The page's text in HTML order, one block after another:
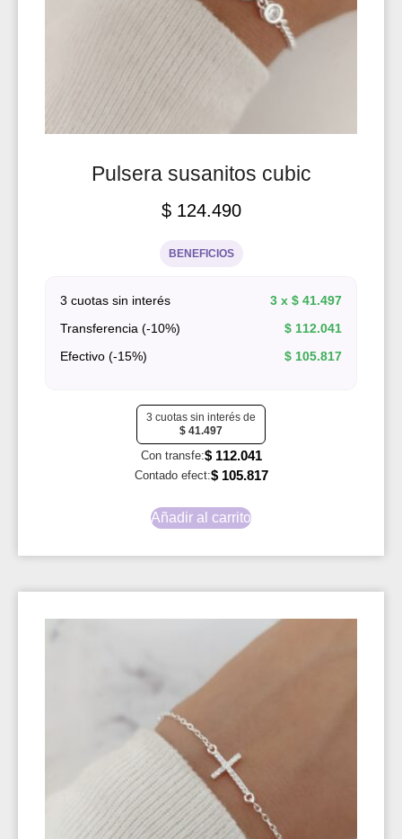
Pulsera susanitos cubic
$124.490
BENEFICIOS
3 cuotas sin interés 3 x $ 41.497
Transferencia (-10%)
$ 112.041
Efectivo (-15%)
$ 105.817
3 cuotas sin interés de
$ 41.497
Con transfe:$112.041
Contado efect:$105.817
Añadir al carrito